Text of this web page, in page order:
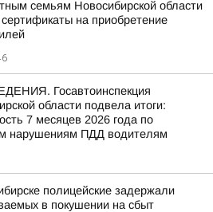
семьям Новосибирской области
на приобретение
Госавтоинспекция
области подвела итоги:
7 месяцев 2026 года по
нарушениям ПДД водителям
полицейские задержали
в покушении на сбыт